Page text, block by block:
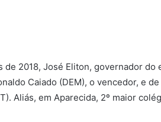
de 2018, José Eliton, governador do
Caiado (DEM), o vencedor, e
Aliás, em Aparecida, 2º maior